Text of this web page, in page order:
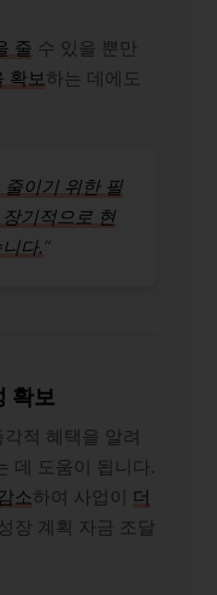
줄 수 있을 뿐만
확보 하는 데에도
줄이기 위한 필
기적으로 현
다. “
확보
적 혜택을 알려
데 도움이 됩니다.
소하여 사업이 더
장 계획 자금 조달